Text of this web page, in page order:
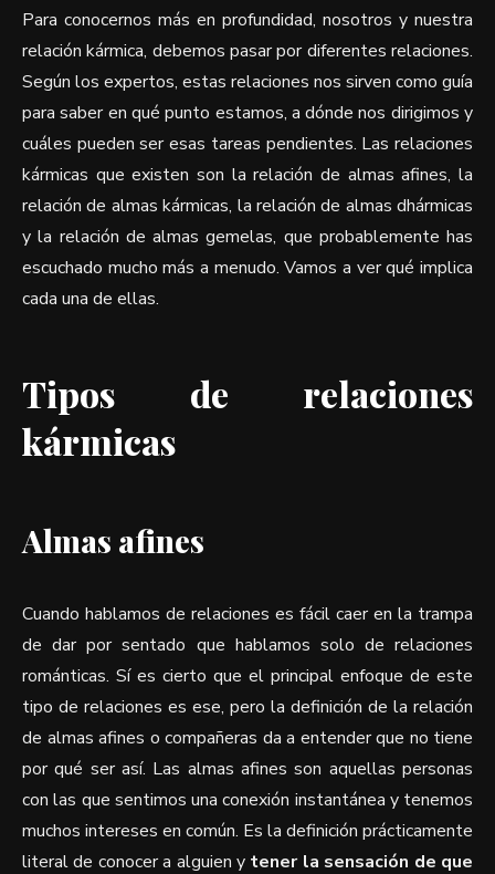
Para conocernos más en profundidad, nosotros y nuestra
relación kármica, debemos pasar por diferentes relaciones.
Según los expertos, estas relaciones nos sirven como guía
para saber en qué punto estamos, a dónde nos dirigimos y
cuáles pueden ser esas tareas pendientes. Las relaciones
kármicas que existen son la relación de almas afines, la
relación de almas kármicas, la relación de almas dhármicas
y la relación de almas gemelas, que probablemente has
escuchado mucho más a menudo. Vamos a ver qué implica
cada una de ellas.
Tipos de relaciones
kármicas
Almas afines
Cuando hablamos de relaciones es fácil caer en la trampa
de dar por sentado que hablamos solo de relaciones
románticas. Sí es cierto que el principal enfoque de este
tipo de relaciones es ese, pero la definición de la relación
de almas afines o compañeras da a entender que no tiene
por qué ser así. Las almas afines son aquellas personas
con las que sentimos una conexión instantánea y tenemos
muchos intereses en común. Es la definición prácticamente
literal de conocer a alguien y tener la sensación de que